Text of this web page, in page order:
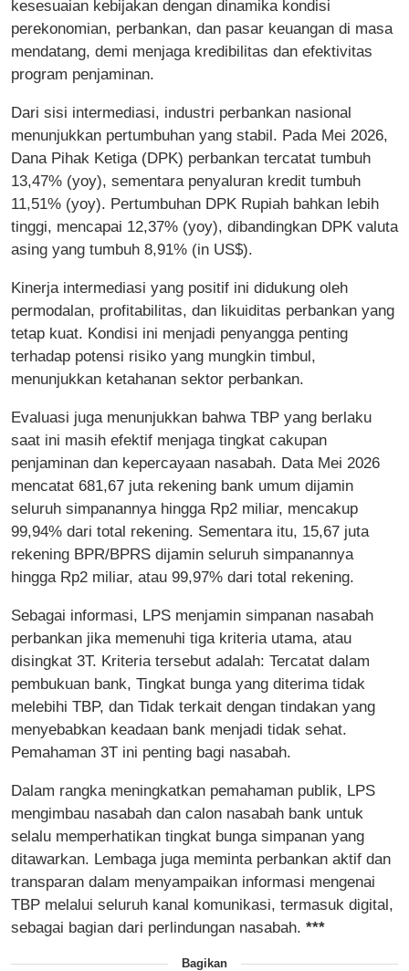
kesesuaian kebijakan dengan dinamika kondisi
perekonomian, perbankan, dan pasar keuangan di masa
mendatang, demi menjaga kredibilitas dan efektivitas
program penjaminan.
Dari sisi intermediasi, industri perbankan nasional
menunjukkan pertumbuhan yang stabil. Pada Mei 2026,
Dana Pihak Ketiga (DPK) perbankan tercatat tumbuh
13,47% (yoy), sementara penyaluran kredit tumbuh
11,51% (yoy). Pertumbuhan DPK Rupiah bahkan lebih
tinggi, mencapai 12,37% (yoy), dibandingkan DPK valuta
asing yang tumbuh 8,91% (in US$).
Kinerja intermediasi yang positif ini didukung oleh
permodalan, profitabilitas, dan likuiditas perbankan yang
tetap kuat. Kondisi ini menjadi penyangga penting
terhadap potensi risiko yang mungkin timbul,
menunjukkan ketahanan sektor perbankan.
Evaluasi juga menunjukkan bahwa TBP yang berlaku
saat ini masih efektif menjaga tingkat cakupan
penjaminan dan kepercayaan nasabah. Data Mei 2026
mencatat 681,67 juta rekening bank umum dijamin
seluruh simpanannya hingga Rp2 miliar, mencakup
99,94% dari total rekening. Sementara itu, 15,67 juta
rekening BPR/BPRS dijamin seluruh simpanannya
hingga Rp2 miliar, atau 99,97% dari total rekening.
Sebagai informasi, LPS menjamin simpanan nasabah
perbankan jika memenuhi tiga kriteria utama, atau
disingkat 3T. Kriteria tersebut adalah: Tercatat dalam
pembukuan bank, Tingkat bunga yang diterima tidak
melebihi TBP, dan Tidak terkait dengan tindakan yang
menyebabkan keadaan bank menjadi tidak sehat.
Pemahaman 3T ini penting bagi nasabah.
Dalam rangka meningkatkan pemahaman publik, LPS
mengimbau nasabah dan calon nasabah bank untuk
selalu memperhatikan tingkat bunga simpanan yang
ditawarkan. Lembaga juga meminta perbankan aktif dan
transparan dalam menyampaikan informasi mengenai
TBP melalui seluruh kanal komunikasi, termasuk digital,
sebagai bagian dari perlindungan nasabah. ***
Bagikan